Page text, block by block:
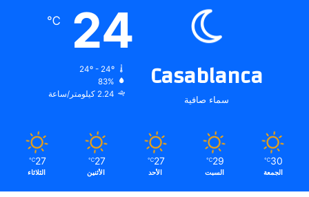
Casablanca
سماء صافية
24
℃
24º - 24º
83%
2.24 كيلومتر/ساعة
30
℃
الجمعة
29
℃
السبت
27
℃
الأحد
27
℃
الأثنين
27
℃
الثلاثاء